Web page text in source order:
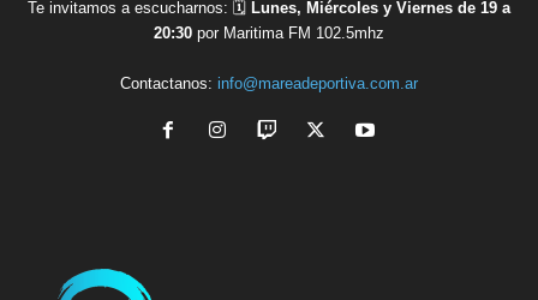
Te invitamos a escucharnos: 🗓 Lunes, Miércoles y Viernes de 19 a
20:30 por Maritima FM 102.5mhz
Contactanos: info@mareadeportiva.com.ar